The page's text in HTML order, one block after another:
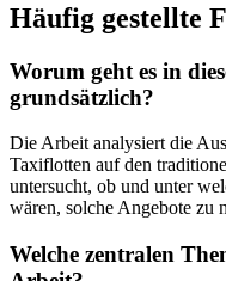
Häufig gestellte
Worum geht es in
grundsätzlich?
Die Arbeit analysiert die
Taxiflotten auf den
untersucht, ob und unter
wären, solche Angebote zu
Welche zentralen